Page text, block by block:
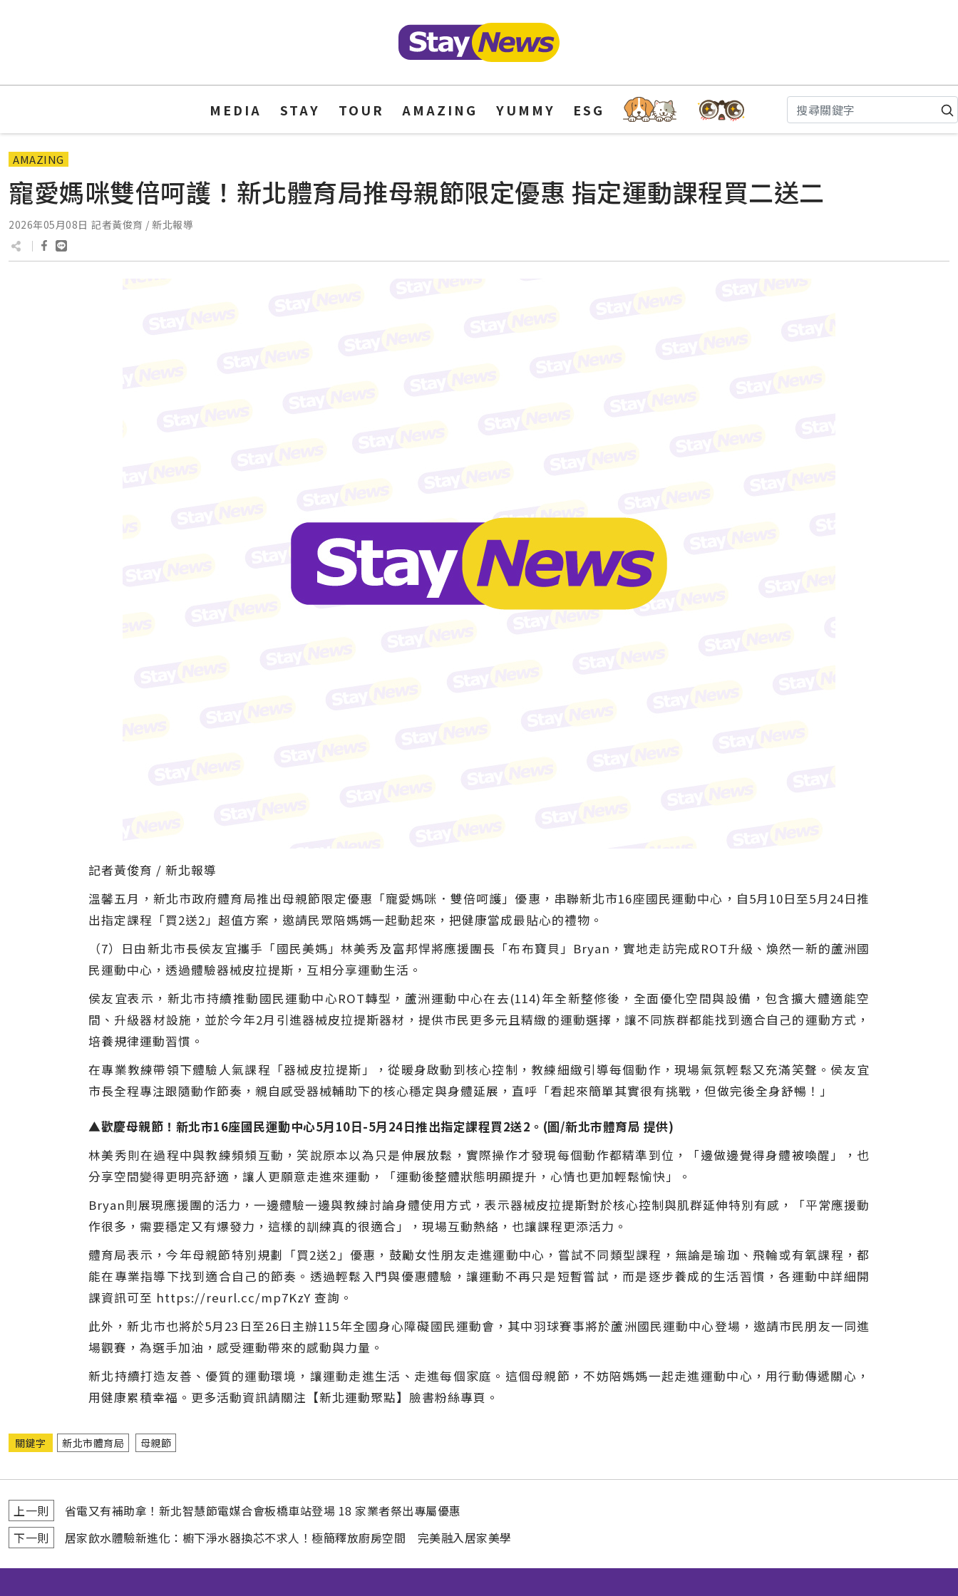
MEDIA STAY TOUR AMAZING YUMMY ESG
AMAZING
寵愛媽咪雙倍呵護！新北體育局推母親節限定優惠 指定運動課程買二送二
2026年05月08日 記者黃俊育 / 新北報導
記者黃俊育 / 新北報導
溫馨五月，新北市政府體育局推出母親節限定優惠「寵愛媽咪．雙倍呵護」優惠，串聯新北市16座國民運動中心，自5月10日至5月24日推
出指定課程「買2送2」超值方案，邀請民眾陪媽媽一起動起來，把健康當成最貼心的禮物。
（7）日由新北市長侯友宜攜手「國民美媽」林美秀及富邦悍將應援團長「布布寶貝」Bryan，實地走訪完成ROT升級、煥然一新的蘆洲國
民運動中心，透過體驗器械皮拉提斯，互相分享運動生活。
侯友宜表示，新北市持續推動國民運動中心ROT轉型，蘆洲運動中心在去(114)年全新整修後，全面優化空間與設備，包含擴大體適能空
間、升級器材設施，並於今年2月引進器械皮拉提斯器材，提供市民更多元且精緻的運動選擇，讓不同族群都能找到適合自己的運動方式，
培養規律運動習慣。
在專業教練帶領下體驗人氣課程「器械皮拉提斯」，從暖身啟動到核心控制，教練細緻引導每個動作，現場氣氛輕鬆又充滿笑聲。侯友宜
市長全程專注跟隨動作節奏，親自感受器械輔助下的核心穩定與身體延展，直呼「看起來簡單其實很有挑戰，但做完後全身舒暢！」
▲歡慶母親節！新北市16座國民運動中心5月10日-5月24日推出指定課程買2送2。(圖/新北市體育局 提供)
林美秀則在過程中與教練頻頻互動，笑說原本以為只是伸展放鬆，實際操作才發現每個動作都精準到位，「邊做邊覺得身體被喚醒」，也
分享空間變得更明亮舒適，讓人更願意走進來運動，「運動後整體狀態明顯提升，心情也更加輕鬆愉快」。
Bryan則展現應援團的活力，一邊體驗一邊與教練討論身體使用方式，表示器械皮拉提斯對於核心控制與肌群延伸特別有感，「平常應援動
作很多，需要穩定又有爆發力，這樣的訓練真的很適合」，現場互動熱絡，也讓課程更添活力。
體育局表示，今年母親節特別規劃「買2送2」優惠，鼓勵女性朋友走進運動中心，嘗試不同類型課程，無論是瑜珈、飛輪或有氧課程，都
能在專業指導下找到適合自己的節奏。透過輕鬆入門與優惠體驗，讓運動不再只是短暫嘗試，而是逐步養成的生活習慣，各運動中詳細開
課資訊可至 https://reurl.cc/mp7KzY 查詢。
此外，新北市也將於5月23日至26日主辦115年全國身心障礙國民運動會，其中羽球賽事將於蘆洲國民運動中心登場，邀請市民朋友一同進
場觀賽，為選手加油，感受運動帶來的感動與力量。
新北持續打造友善、優質的運動環境，讓運動走進生活、走進每個家庭。這個母親節，不妨陪媽媽一起走進運動中心，用行動傳遞關心，
用健康累積幸福。更多活動資訊請關注【新北運動聚點】臉書粉絲專頁。
關鍵字 新北市體育局 母親節
上一則
省電又有補助拿！新北智慧節電媒合會板橋車站登場 18 家業者祭出專屬優惠
下一則
居家飲水體驗新進化：櫥下淨水器換芯不求人！極簡釋放廚房空間 完美融入居家美學